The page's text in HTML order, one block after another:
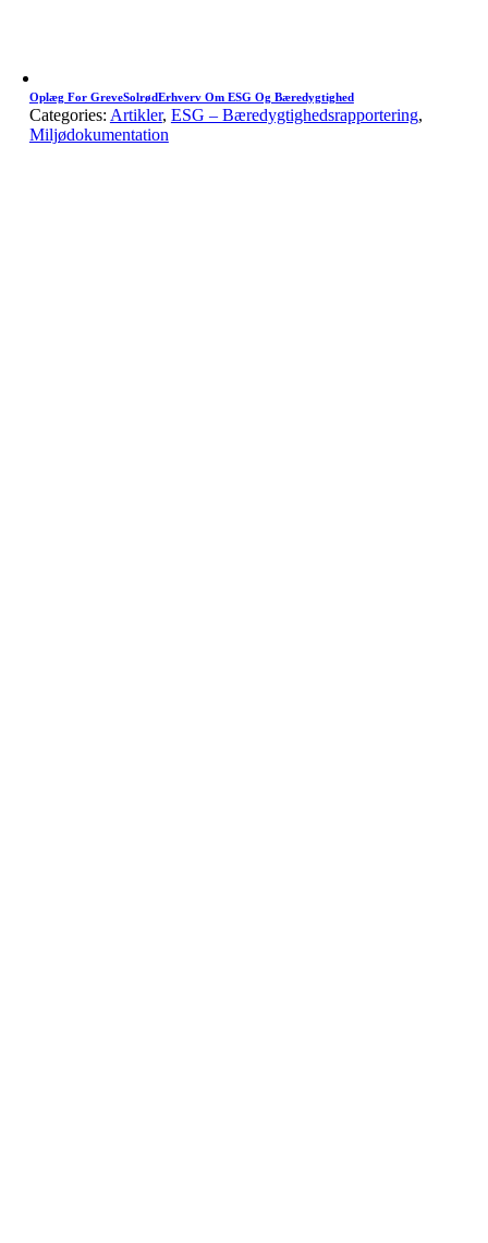
Oplæg For GreveSolrødErhverv Om ESG Og Bæredygtighed
Categories: Artikler, ESG – Bæredygtighedsrapportering,
Miljødokumentation